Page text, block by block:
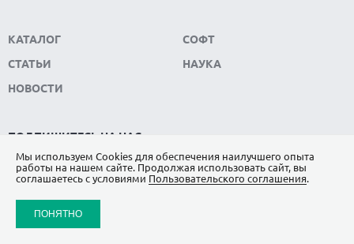
КАТАЛОГ
СТАТЬИ
НОВОСТИ
СОФТ
НАУКА
ПОДПИШИТЕСЬ НА НАС
ЯНДЕКС.ДЗЕН
Мы используем Сookies для обеспечения наилучшего опыта
работы на нашем сайте. Продолжая использовать сайт, вы
соглашаетесь с условиями Пользовательского соглашения.
ПОНЯТНО